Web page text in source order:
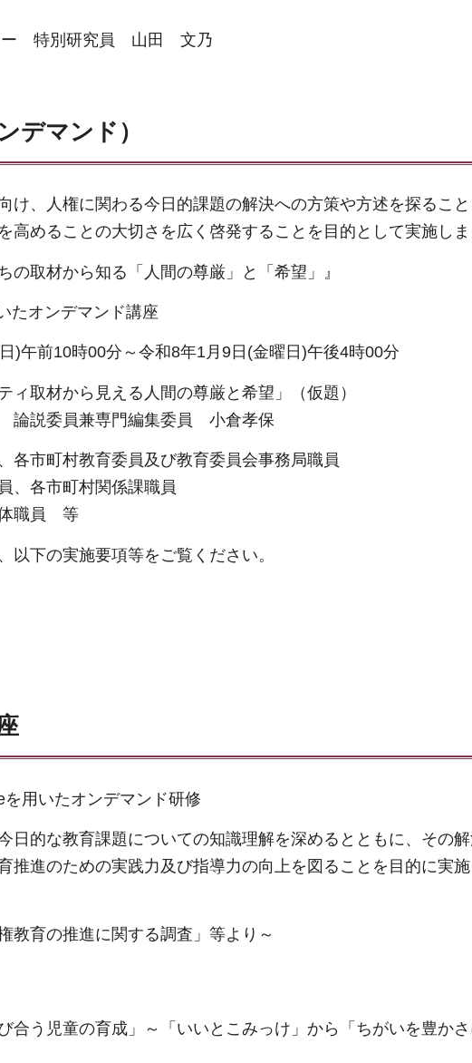
ー 特別研究員 山田 文乃
デマンド）
け、人権に関わる今日的課題の解決への方策や方述を探るこ
高めることの大切さを広く啓発することを目的として実施しま
の取材から知る「人間の尊厳」と「希望」』
たオンデマンド講座
)午前10時00分～令和8年1月9日(金曜日)午後4時00分
ィ取材から見える人間の尊厳と希望」（仮題）
論説委員兼専門編集委員 小倉孝保
各市町村教育委員及び教育委員会事務局職員
、各市町村関係課職員
体職員 等
以下の実施要項等をご覧ください。
用いたオンデマンド研修
日的な教育課題についての知識理解を深めるとともに、その
推進のための実践力及び指導力の向上を図ることを目的に実施
教育の推進に関する調査」等より～
合う児童の育成」～「いいとこみっけ」から「ちがいを豊かさ